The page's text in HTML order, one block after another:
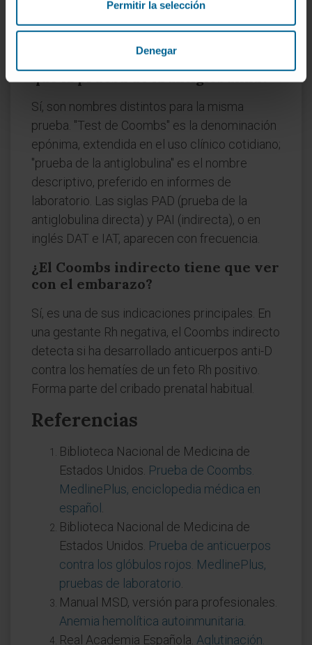
Permitir la selección
Denegar
clínico: positivo no equivale siempre a
enfermedad.
¿Es lo mismo la prueba de Coombs
que la prueba de la antiglobulina?
Sí, son nombres distintos para la misma
prueba. "Test de Coombs" es la denominación
epónima, extendida en el uso clínico cotidiano;
"prueba de la antiglobulina" es el nombre
descriptivo, preferido en informes de
laboratorio. Las siglas PAD (prueba de la
antiglobulina directa) y PAI (indirecta), o en
inglés DAT e IAT, aparecen con frecuencia.
¿El Coombs indirecto tiene que ver
con el embarazo?
Sí, es una de sus indicaciones principales. En
una gestante Rh negativa, el Coombs indirecto
detecta si ha desarrollado anticuerpos anti-D
contra los hematíes de un feto Rh positivo.
Forma parte del cribado prenatal habitual.
Referencias
Biblioteca Nacional de Medicina de
Estados Unidos. Prueba de Coombs.
MedlinePlus, enciclopedia médica en
español
Biblioteca Nacional de Medicina de
Estados Unidos. Prueba de anticuerpos
contra los glóbulos rojos. MedlinePlus,
pruebas de laboratorio
Manual MSD, versión para profesionales.
Anemia hemolítica autoinmunitaria
Real Academia Española. Aglutinación.